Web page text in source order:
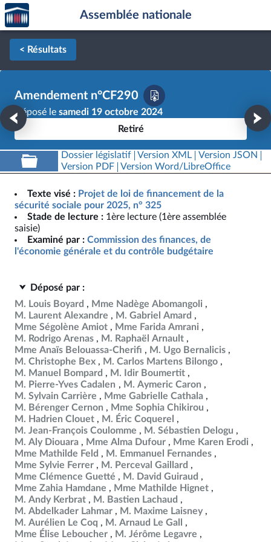
Aller au contenu
Aller en bas de la page
Accèder
à la
page
d'accueil
Assemblée nationale
< Résultats
Amendement n°CF290
Déposé le samedi 19 octobre 2024
Retiré
Dossier législatif Version XML
Version JSON
Version PDF
Version Word/LibreOffice
Texte visé : Projet de loi de financement de la
sécurité sociale pour 2025, n° 325
Stade de lecture : 1ère lecture (1ère assemblée
saisie)
Examiné par : Commission des finances, de
l'économie générale et du contrôle budgétaire
Déposé par :
M. Louis Boyard
Mme Nadège Abomangoli
M. Laurent Alexandre
M. Gabriel Amard
Mme Ségolène Amiot
Mme Farida Amrani
M. Rodrigo Arenas
M. Raphaël Arnault
Mme Anaïs Belouassa-Cherifi
M. Ugo Bernalicis
M. Christophe Bex
M. Carlos Martens Bilongo
M. Manuel Bompard
M. Idir Boumertit
M. Pierre-Yves Cadalen
M. Aymeric Caron
M. Sylvain Carrière
Mme Gabrielle Cathala
M. Bérenger Cernon
Mme Sophia Chikirou
M. Hadrien Clouet
M. Éric Coquerel
M. Jean-François Coulomme
M. Sébastien Delogu
M. Aly Diouara
Mme Alma Dufour
Mme Karen Erodi
Mme Mathilde Feld
M. Emmanuel Fernandes
Mme Sylvie Ferrer
M. Perceval Gaillard
Mme Clémence Guetté
M. David Guiraud
Mme Zahia Hamdane
Mme Mathilde Hignet
M. Andy Kerbrat
M. Bastien Lachaud
M. Abdelkader Lahmar
M. Maxime Laisney
M. Aurélien Le Coq
M. Arnaud Le Gall
Mme Élise Leboucher
M. Jérôme Legavre